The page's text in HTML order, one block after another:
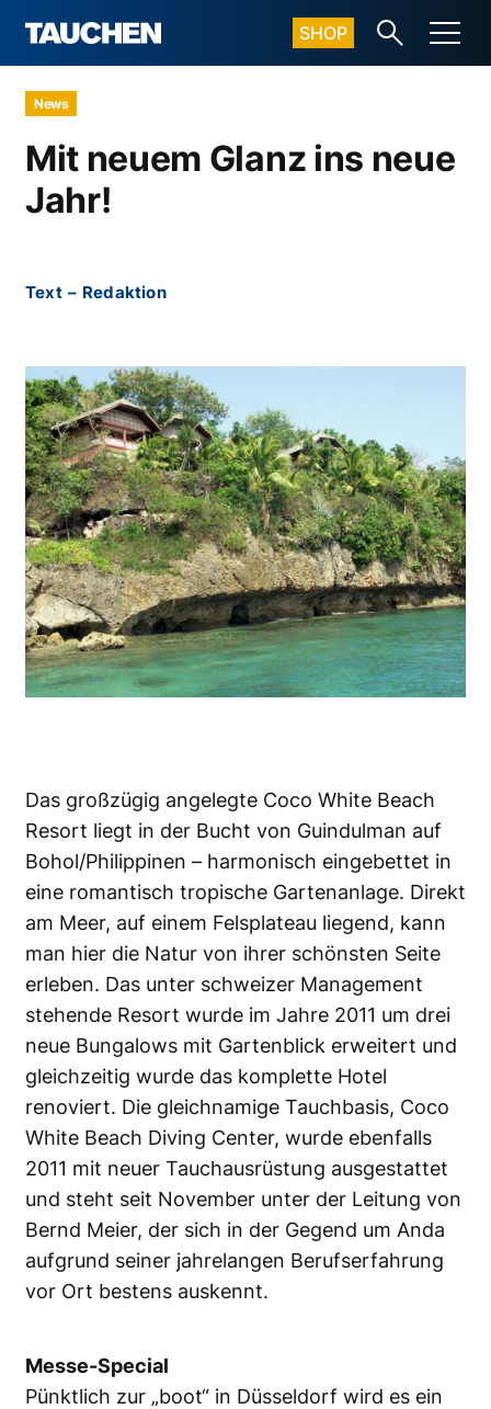
SHOP
News
Mit neuem Glanz ins neue
Jahr!
Text – Redaktion
Das großzügig angelegte Coco White Beach
Resort liegt in der Bucht von Guindulman auf
Bohol/Philippinen – harmonisch eingebettet in
eine romantisch tropische Gartenanlage. Direkt
am Meer, auf einem Felsplateau liegend, kann
man hier die Natur von ihrer schönsten Seite
erleben. Das unter schweizer Management
stehende Resort wurde im Jahre 2011 um drei
neue Bungalows mit Gartenblick erweitert und
gleichzeitig wurde das komplette Hotel
renoviert. Die gleichnamige Tauchbasis, Coco
White Beach Diving Center, wurde ebenfalls
2011 mit neuer Tauchausrüstung ausgestattet
und steht seit November unter der Leitung von
Bernd Meier, der sich in der Gegend um Anda
aufgrund seiner jahrelangen Berufserfahrung
vor Ort bestens auskennt.
Messe-Special
Pünktlich zur „boot“ in Düsseldorf wird es ein